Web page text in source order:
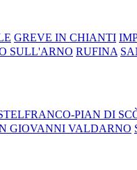
GREVE IN CHIANTI
SULL'ARNO RUFINA
PIAN DI
GIOVANNI VALDARNO